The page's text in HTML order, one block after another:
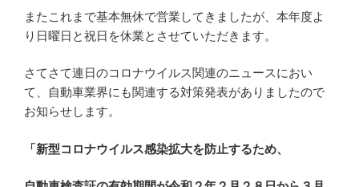
またこれまで基本無休で営業してきましたが、本年度よ
り日曜日と祝日を休業とさせていただきます。
さてさて連日のコロナウイルス関連のニュースにおい
て、自動車業界にも関連する対策発表がありましたので
お知らせします。
「新型コロナウイルス感染拡大を防止するため、